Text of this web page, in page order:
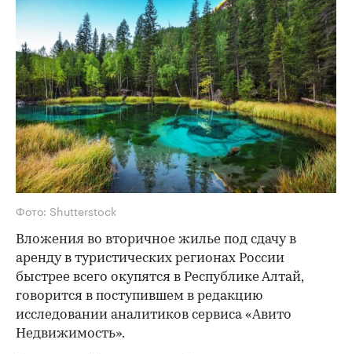
Фото: Shutterstock
Вложения во вторичное жилье под сдачу в
аренду в туристических регионах России
быстрее всего окупятся в Республике Алтай,
говорится в поступившем в редакцию
исследовании аналитиков сервиса «Авито
Недвижимость».